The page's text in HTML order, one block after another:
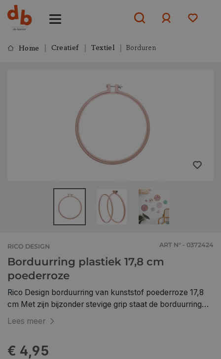
aanmelden
Home Creatief Textiel Borduren
RICO DESIGN ART N° - 0372424
Borduurring plastiek 17,8 cm
poederroze
Rico Design borduurring van kunststof poederroze 17,8
cm Met zijn bijzonder stevige grip staat de borduurring
garant voor grenzeloos borduurplezier! De ring is van
de buitenring 'klikt'. Hierdoor hebben de borduurgronden
Lees meer
€ 4,95